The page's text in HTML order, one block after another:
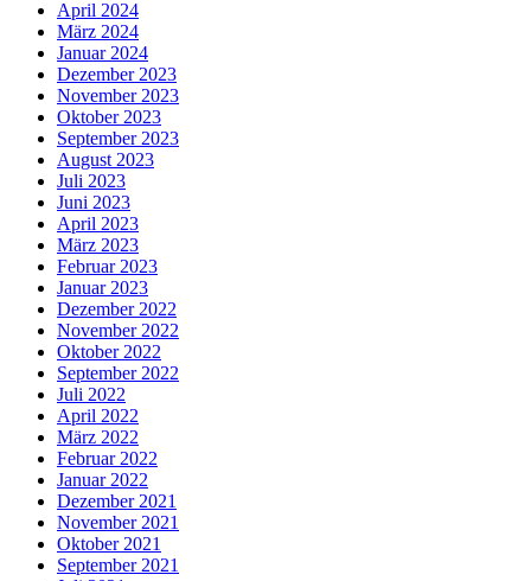
April 2024
März 2024
Januar 2024
Dezember 2023
November 2023
Oktober 2023
September 2023
August 2023
Juli 2023
Juni 2023
April 2023
März 2023
Februar 2023
Januar 2023
Dezember 2022
November 2022
Oktober 2022
September 2022
Juli 2022
April 2022
März 2022
Februar 2022
Januar 2022
Dezember 2021
November 2021
Oktober 2021
September 2021